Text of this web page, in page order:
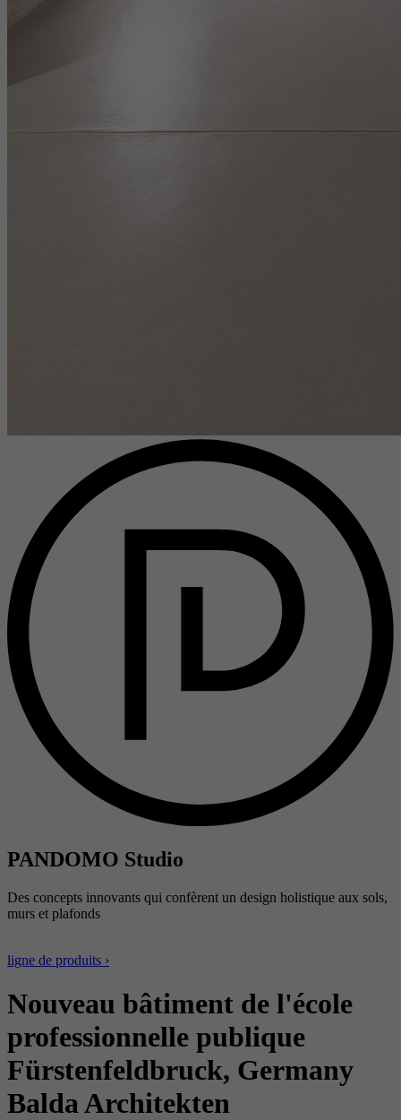
PANDOMO Studio
Des concepts innovants qui confèrent un design holistique aux sols,
murs et plafonds
ligne de produits ›
Nouveau bâtiment de l'école
professionnelle publique
Fürstenfeldbruck, Germany
Balda Architekten